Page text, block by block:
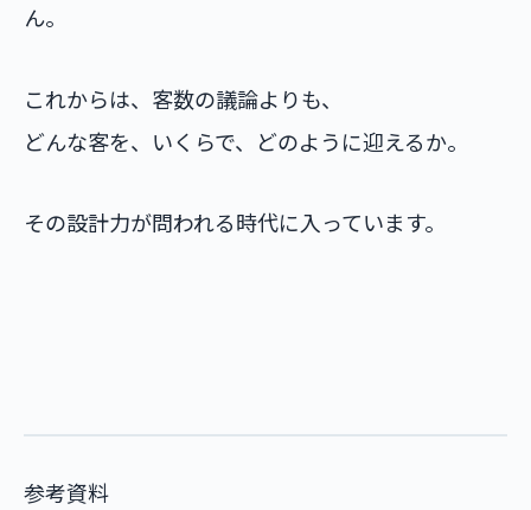
ん。
これからは、客数の議論よりも、
どんな客を、いくらで、どのように迎えるか。
その設計力が問われる時代に入っています。
参考資料